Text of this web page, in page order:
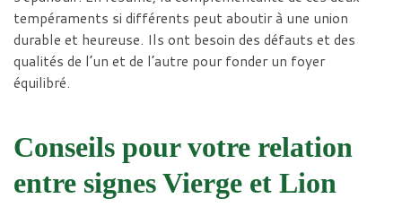
tempéraments si différents peut aboutir à une union
durable et heureuse. Ils ont besoin des défauts et des
qualités de l’un et de l’autre pour fonder un foyer
équilibré.
Conseils pour votre relation
entre signes Vierge et Lion